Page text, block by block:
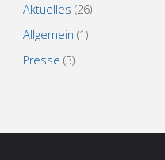
Aktuelles (26)
Allgemein (1)
Presse (3)